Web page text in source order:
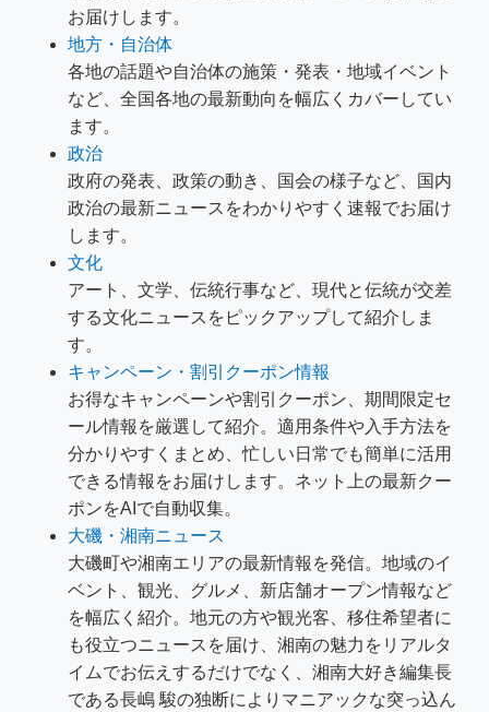
お届けします。
地方・自治体
各地の話題や自治体の施策・発表・地域イベント
など、全国各地の最新動向を幅広くカバーしてい
ます。
政治
政府の発表、政策の動き、国会の様子など、国内
政治の最新ニュースをわかりやすく速報でお届け
します。
文化
アート、文学、伝統行事など、現代と伝統が交差
する文化ニュースをピックアップして紹介しま
す。
キャンペーン・割引クーポン情報
お得なキャンペーンや割引クーポン、期間限定セ
ール情報を厳選して紹介。適用条件や入手方法を
分かりやすくまとめ、忙しい日常でも簡単に活用
できる情報をお届けします。ネット上の最新クー
ポンをAIで自動収集。
大磯・湘南ニュース
大磯町や湘南エリアの最新情報を発信。地域のイ
ベント、観光、グルメ、新店舗オープン情報など
を幅広く紹介。地元の方や観光客、移住希望者に
も役立つニュースを届け、湘南の魅力をリアルタ
イムでお伝えするだけでなく、湘南大好き編集長
である長嶋 駿の独断によりマニアックな突っ込ん